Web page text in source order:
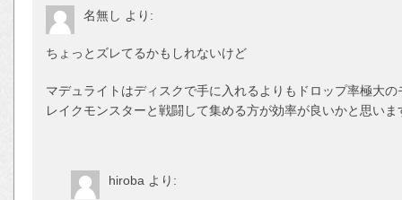
名無し より:
ちょっとズレてるかもしれないけど
マデュライトはディスクで手に入れるよりもドロップ率極大
レイクモンスターと戦闘して集める方が効率が良いかと思いま
hiroba より: